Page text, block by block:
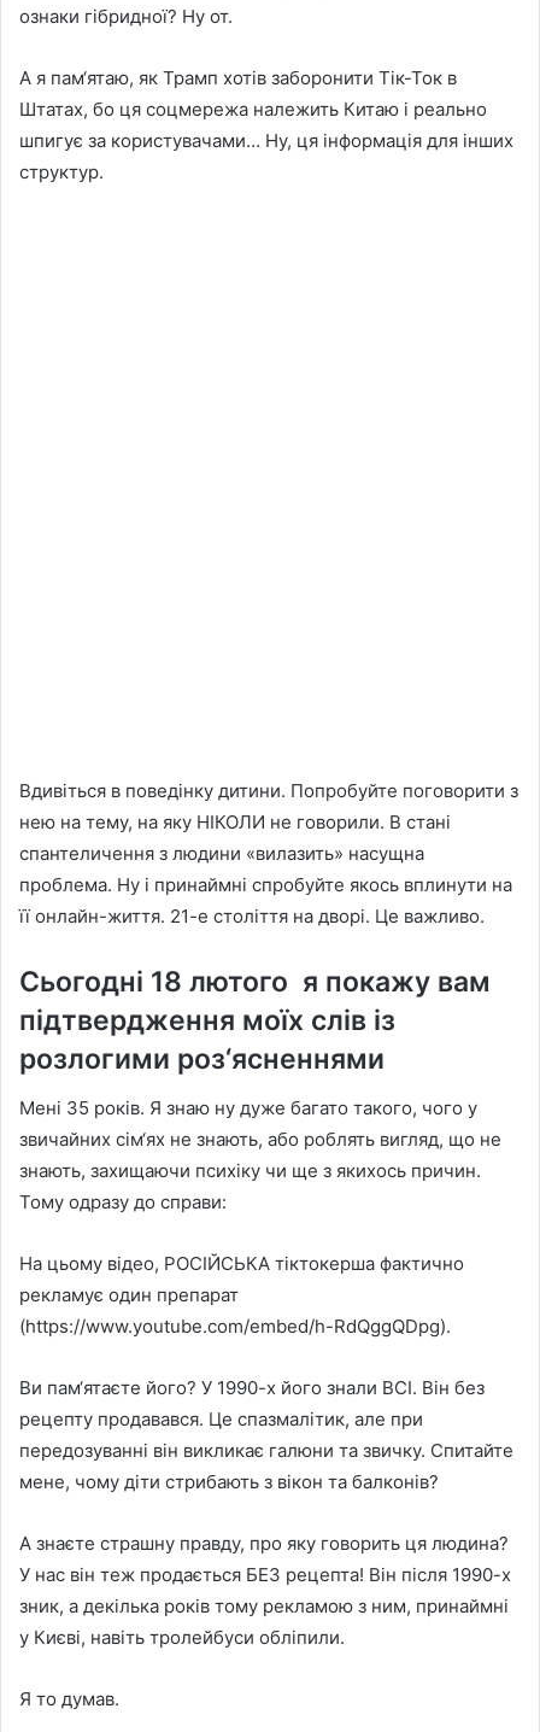
ознаки гібридної? Ну от.
А я пам‘ятаю, як Трамп хотів заборонити Тік-Ток в
Штатах, бо ця соцмережа належить Китаю і реально
шпигує за користувачами… Ну, ця інформація для інших
структур.
Вдивіться в поведінку дитини. Попробуйте поговорити з
нею на тему, на яку НІКОЛИ не говорили. В стані
спантеличення з людини «вилазить» насущна
проблема. Ну і принаймні спробуйте якось вплинути на
її онлайн-життя. 21-е століття на дворі. Це важливо.
Сьогодні 18 лютого я покажу вам
підтвердження моїх слів із
розлогими роз‘ясненнями
Мені 35 років. Я знаю ну дуже багато такого, чого у
звичайних сім‘ях не знають, або роблять вигляд, що не
знають, захищаючи психіку чи ще з якихось причин.
Тому одразу до справи:
На цьому відео, РОСІЙСЬКА тіктокерша фактично
рекламує один препарат
(https://www.youtube.com/embed/h-RdQggQDpg).
Ви пам‘ятаєте його? У 1990-х його знали ВСІ. Він без
рецепту продавався. Це спазмалітик, але при
передозуванні він викликає галюни та звичку. Спитайте
мене, чому діти стрибають з вікон та балконів?
А знаєте страшну правду, про яку говорить ця людина?
У нас він теж продається БЕЗ рецепта! Він після 1990-х
зник, а декілька років тому рекламою з ним, принаймні
у Києві, навіть тролейбуси обліпили.
Я то думав.